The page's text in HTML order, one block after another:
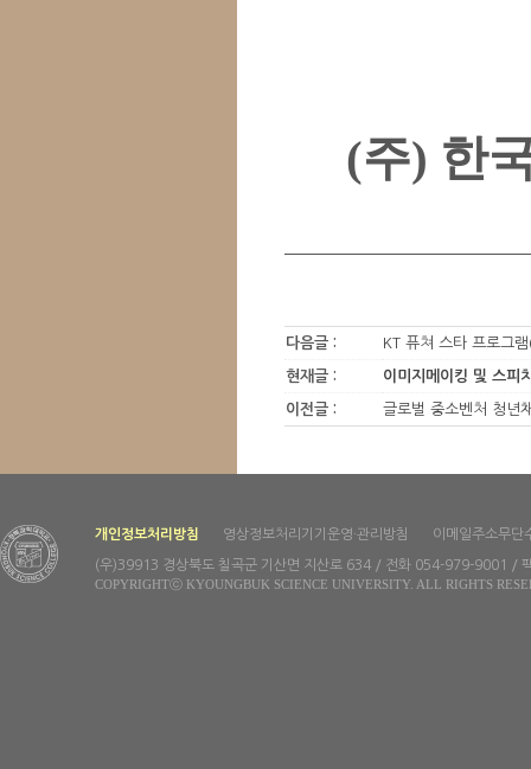
(주) 한
다음글 : KT 퓨쳐 스타 프로그
현재글 : 이미지메이킹 및 스피
이전글 : 글로벌 중소벤처 청년
개인정보처리방침 영상정보처리기기운영·관리방침 이메일주소무단
(우)39913 경상북도 칠곡군 기산면 지산로 634 / 전화 054-979-9001 /
COPYRIGHTⓒ KYOUNGBUK SCIENCE UNIVERSITY. ALL RIGHTS